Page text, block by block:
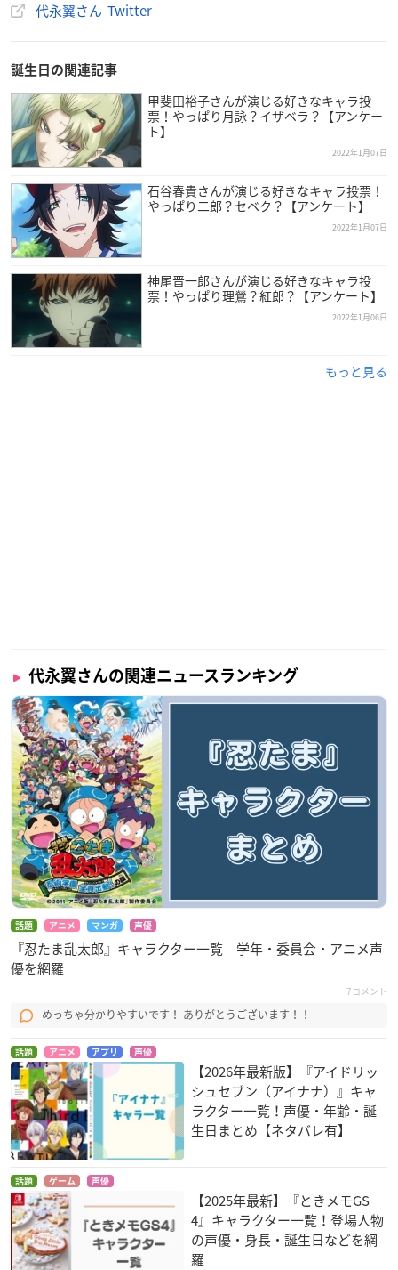
代永翼さん Twitter
誕生日の関連記事
甲斐田裕子さんが演じる好きなキャラ投
票！やっぱり月詠？イザベラ？【アンケー
ト】
2022年1月07日
石谷春貴さんが演じる好きなキャラ投票！
やっぱり二郎？セベク？【アンケート】
2022年1月07日
神尾晋一郎さんが演じる好きなキャラ投
票！やっぱり理鶯？紅郎？【アンケート】
2022年1月06日
もっと見る
代永翼さんの関連ニュースランキング
話題 アニメ マンガ 声優
『忍たま乱太郎』キャラクター一覧 学年・委員会・アニメ声
優を網羅
7コメント
めっちゃ分かりやすいです！ ありがとうございます！！
話題 アニメ アプリ 声優
【2026年最新版】『アイドリッ
シュセブン（アイナナ）』キャ
ラクター一覧！声優・年齢・誕
生日まとめ【ネタバレ有】
話題 ゲーム 声優
【2025年最新】『ときメモGS
4』キャラクター一覧！登場人物
の声優・身長・誕生日などを網
羅